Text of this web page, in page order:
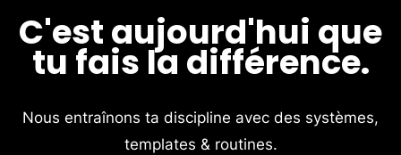
C'est aujourd'hui que
tu fais la différence.
Nous entraînons ta discipline avec des systèmes,
templates & routines.